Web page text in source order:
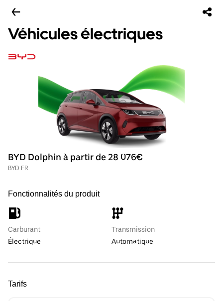
Véhicules électriques
BYD Dolphin à partir de 28 076€
BYD FR
Fonctionnalités du produit
Carburant
Électrique
Transmission
Automatique
Tarifs